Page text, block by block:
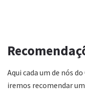
Aqui cada um de nós
iremos recomendar